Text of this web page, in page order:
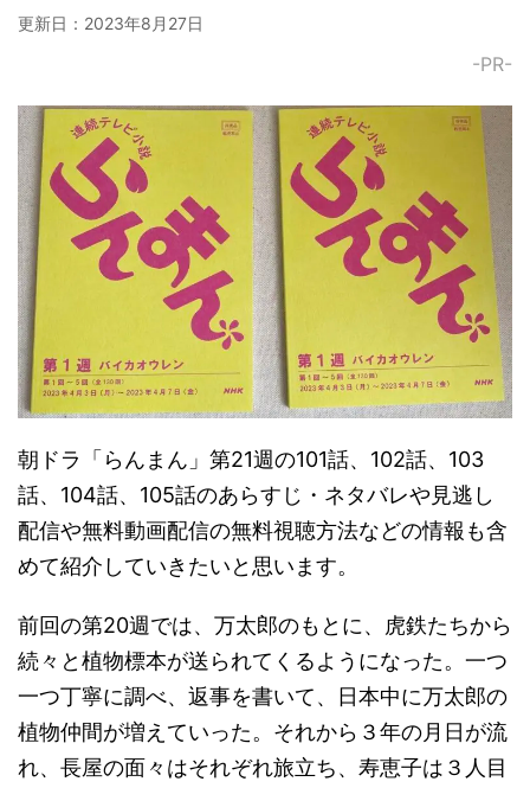
更新日： 2023年8月27日
-PR-
朝ドラ「らんまん」第21週の101話、102話、103
話、104話、105話のあらすじ・ネタバレや見逃し
配信や無料動画配信の無料視聴方法などの情報も含
めて紹介していきたいと思います。
前回の第20週では、万太郎のもとに、虎鉄たちから
続々と植物標本が送られてくるようになった。一つ
一つ丁寧に調べ、返事を書いて、日本中に万太郎の
植物仲間が増えていった。それから３年の月日が流
れ、長屋の面々はそれぞれ旅立ち、寿恵子は３人目